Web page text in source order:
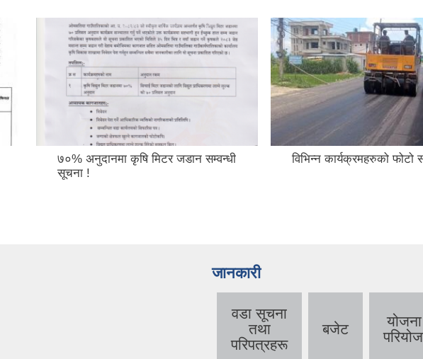
७०% अनुदानमा कृषि मिटर जडान सम्वन्धी
सूचना !
विभिन्न कार्यक्रमहरुको फोटो
जानकारी
वडा सूचना
तथा
परिपत्रहरू
बजेट